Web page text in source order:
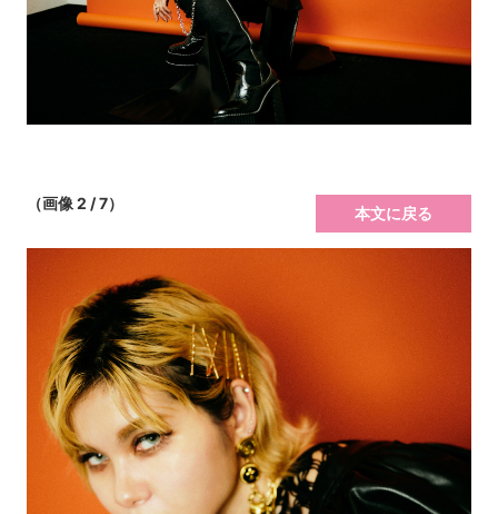
（画像 2 / 7）
本文に戻る